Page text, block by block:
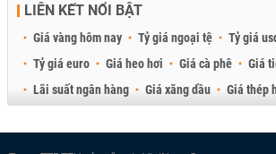
LIÊN KẾT NỔI BẬT
Giá vàng hôm nay Tỷ giá ngoại tệ Tỷ giá
Tỷ giá euro
Giá heo hơi Giá cà phê
Giá
Lãi suất ngân hàng
Giá xăng dầu
Giá thép